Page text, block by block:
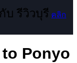
บ รีวิวบุรี คลิก
Ponyo